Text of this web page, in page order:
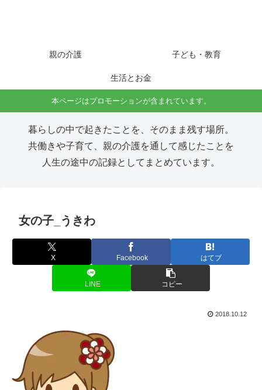
親の介護 子ども・教育
生活とお金
本ページはプロモーションが含まれています。
暮らしの中で起きたことを、そのまま残す場所。
共働きや子育て、親の介護を通して感じたことを
人生の途中の記録としてまとめています。
女の子_うきわ
X Facebook はてブ
LINE コピー
2018.10.12